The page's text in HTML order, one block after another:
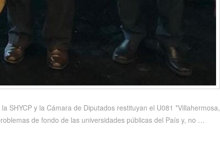
SHYCP y la Cámara de Diputados restituyan el U081 *Villahermosa,
de fondo de las universidades públicas del País y, no …